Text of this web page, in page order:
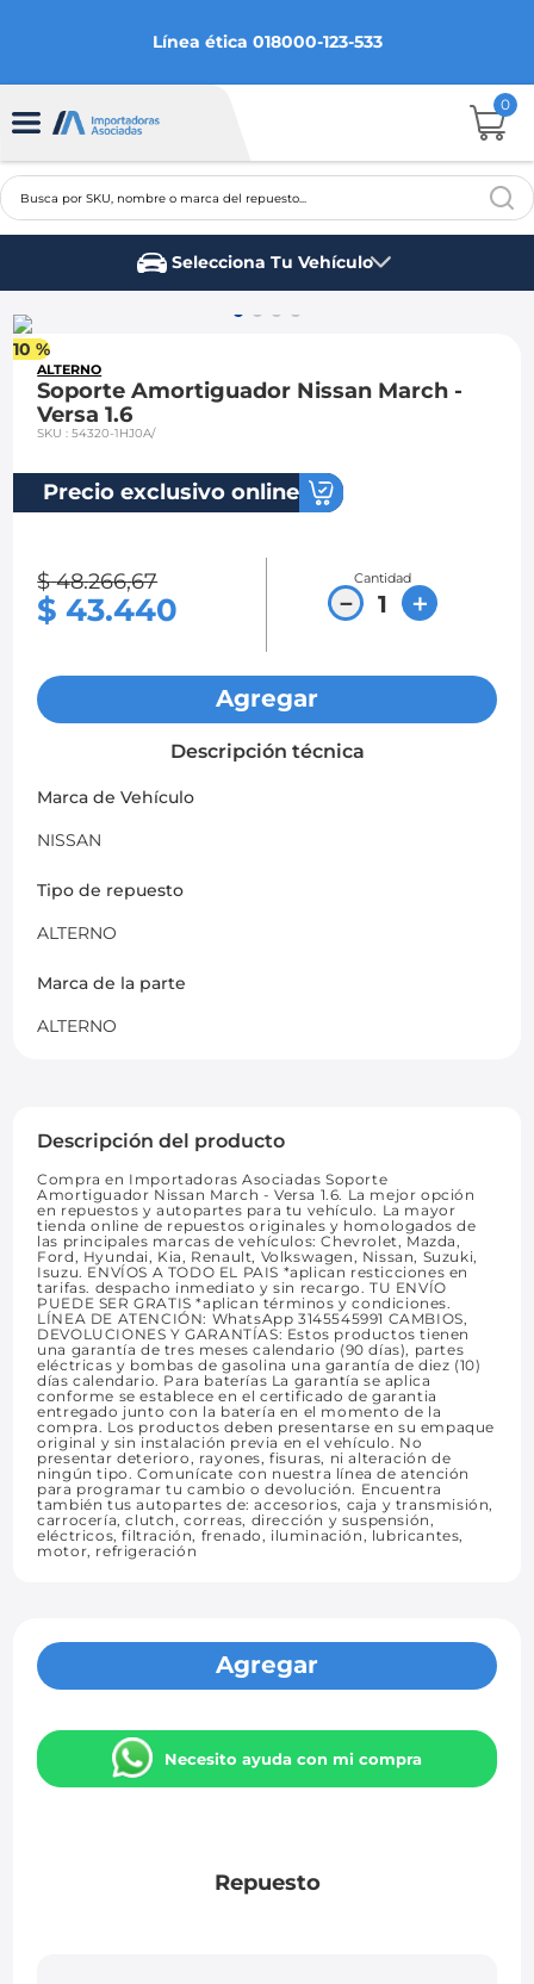
Línea ética 018000-123-533
0
Busca por SKU, nombre o marca del repuesto...
Selecciona Tu Vehículo
10 %
ALTERNO
Soporte Amortiguador Nissan March -
Versa 1.6
SKU:54320-1HJ0A/
Precio exclusivo online
$ 48.266,67
$ 43.440
Cantidad
＋
－
Agregar
Descripción técnica
Marca de Vehículo
NISSAN
Tipo de repuesto
ALTERNO
Marca de la parte
ALTERNO
Descripción del producto
Compra en Importadoras Asociadas Soporte
Amortiguador Nissan March - Versa 1.6. La mejor opción
en repuestos y autopartes para tu vehículo. La mayor
tienda online de repuestos originales y homologados de
las principales marcas de vehículos: Chevrolet, Mazda,
Ford, Hyundai, Kia, Renault, Volkswagen, Nissan, Suzuki,
Isuzu. ENVÍOS A TODO EL PAIS *aplican resticciones en
tarifas. despacho inmediato y sin recargo. TU ENVÍO
PUEDE SER GRATIS *aplican términos y condiciones.
LÍNEA DE ATENCIÓN: WhatsApp 3145545991 CAMBIOS,
DEVOLUCIONES Y GARANTÍAS: Estos productos tienen
una garantía de tres meses calendario (90 días), partes
eléctricas y bombas de gasolina una garantía de diez (10)
días calendario. Para baterías La garantía se aplica
conforme se establece en el certificado de garantia
entregado junto con la batería en el momento de la
compra. Los productos deben presentarse en su empaque
original y sin instalación previa en el vehículo. No
presentar deterioro, rayones, fisuras, ni alteración de
ningún tipo. Comunícate con nuestra línea de atención
para programar tu cambio o devolución. Encuentra
también tus autopartes de: accesorios, caja y transmisión,
carrocería, clutch, correas, dirección y suspensión,
eléctricos, filtración, frenado, iluminación, lubricantes,
motor, refrigeración
Agregar
Necesito ayuda con mi compra
Repuesto
2
3.
spark gt
ford fiesta
mazda 3
chevrolet sail
chevrolet spark gt